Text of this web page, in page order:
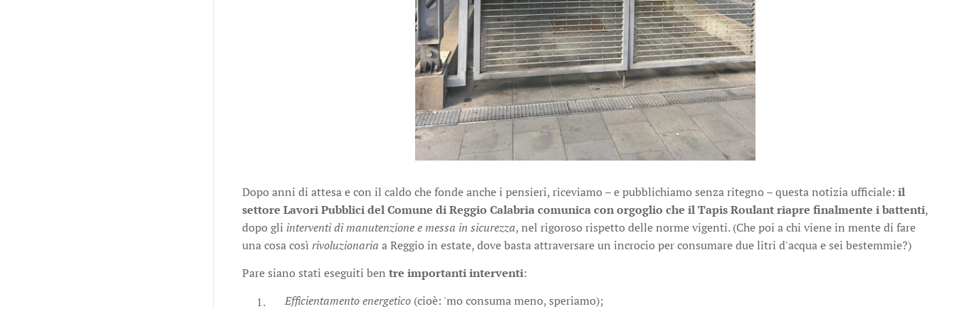
Dopo anni di attesa e con il caldo che fonde anche i pensieri, riceviamo – e pubblichiamo senza ritegno – questa notizia ufficiale: il
settore Lavori Pubblici del Comune di Reggio Calabria comunica con orgoglio che il Tapis Roulant riapre finalmente i battenti,
dopo gli interventi di manutenzione e messa in sicurezza, nel rigoroso rispetto delle norme vigenti. (Che poi a chi viene in mente di fare
una cosa così rivoluzionaria a Reggio in estate, dove basta attraversare un incrocio per consumare due litri d'acqua e sei bestemmie?)
Pare siano stati eseguiti ben tre importanti interventi:
Efficientamento energetico (cioè: 'mo consuma meno, speriamo);